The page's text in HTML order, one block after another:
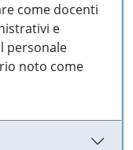
come docenti
e
personale
noto come